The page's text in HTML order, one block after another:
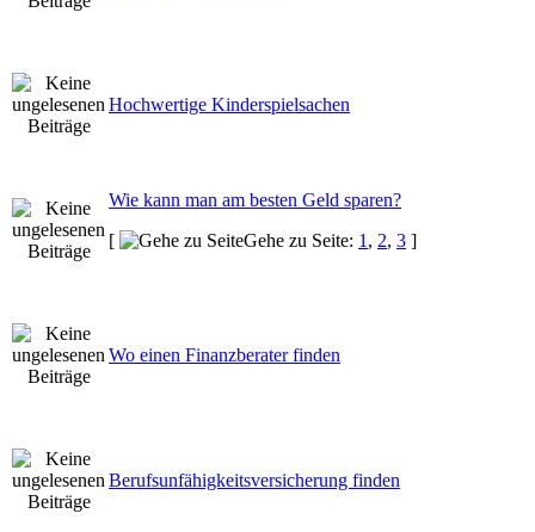
Hochwertige Kinderspielsachen
Wie kann man am besten Geld sparen?
[
Gehe zu Seite: 1 , 2, 3 ]
Wo einen Finanzberater finden
Berufsunfähigkeitsversicherung finden